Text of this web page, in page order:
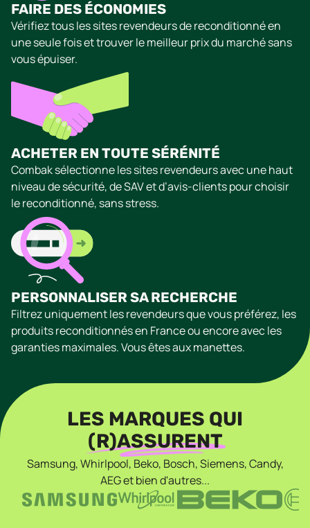
FAIRE DES ÉCONOMIES
Vérifiez tous les sites revendeurs de reconditionné en
une seule fois et trouver le meilleur prix du marché sans
vous épuiser.
ACHETER EN TOUTE SÉRÉNITÉ
Combak sélectionne les sites revendeurs avec une haut
niveau de sécurité, de SAV et d’avis-clients pour choisir
le reconditionné, sans stress.
PERSONNALISER SA RECHERCHE
Filtrez uniquement les revendeurs que vous préférez, les
produits reconditionnés en France ou encore avec les
garanties maximales. Vous êtes aux manettes.
LES MARQUES QUI
(R)ASSURENT
Samsung, Whirlpool, Beko, Bosch, Siemens, Candy,
AEG et bien d'autres...